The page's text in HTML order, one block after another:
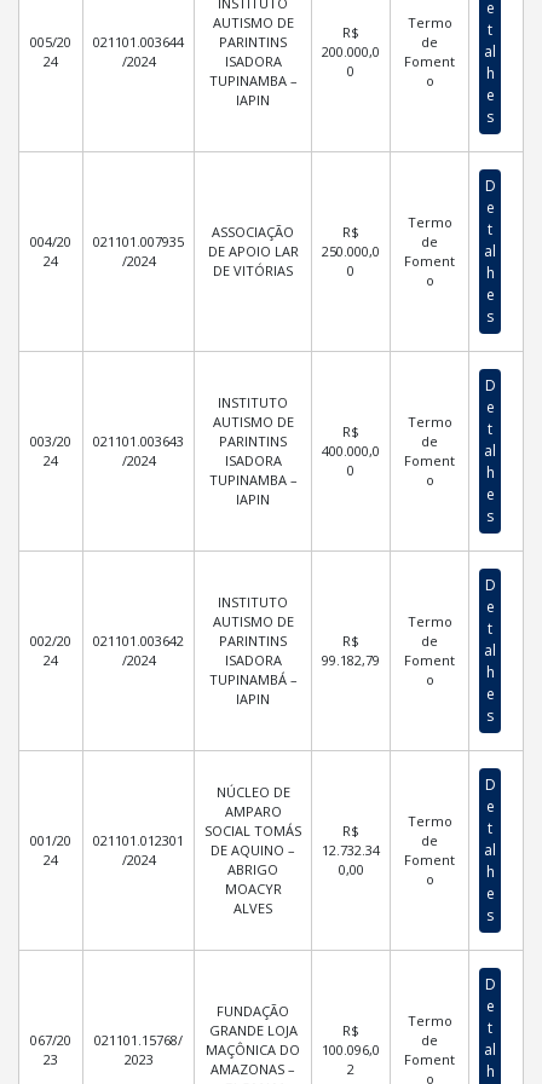
005/20
24
021101.003644
/2024
AUTISMO DE
PARINTINS
ISADORA
TUPINAMBA –
IAPIN
R$
200.000,0
0
Termo
de
Foment
o
e
t
al
h
e
s
004/20
24
021101.007935
/2024
ASSOCIAÇÃO
DE APOIO LAR
DE VITÓRIAS
R$
250.000,0
0
Termo
de
Foment
o
D
e
t
al
h
e
s
003/20
24
021101.003643
/2024
INSTITUTO
AUTISMO DE
PARINTINS
ISADORA
TUPINAMBA –
IAPIN
R$
400.000,0
0
Termo
de
Foment
o
D
e
t
al
h
e
s
002/20
24
021101.003642
/2024
INSTITUTO
AUTISMO DE
PARINTINS
ISADORA
TUPINAMBÁ –
IAPIN
R$
99.182,79
Termo
de
Foment
o
D
e
t
al
h
e
s
001/20
24
021101.012301
/2024
NÚCLEO DE
AMPARO
SOCIAL TOMÁS
DE AQUINO –
ABRIGO
MOACYR
ALVES
R$
12.732.34
0,00
Termo
de
Foment
o
D
e
t
al
h
e
s
067/20
23
021101.15768/
2023
FUNDAÇÃO
GRANDE LOJA
MAÇÔNICA DO
AMAZONAS –
R$
100.096,0
2
Termo
de
Foment
o
D
e
t
al
h